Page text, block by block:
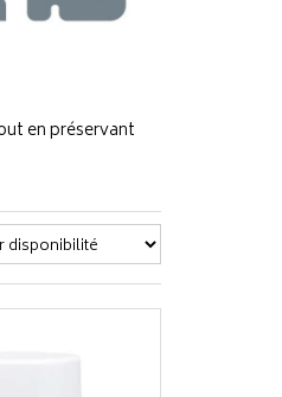
en préservant